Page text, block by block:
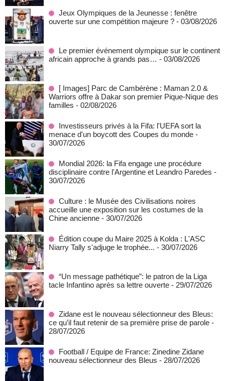
Jeux Olympiques de la Jeunesse : fenêtre
ouverte sur une compétition majeure ? - 03/08/2026
Le premier événement olympique sur le continent
africain approche à grands pas… - 03/08/2026
[ Images] Parc de Cambérène : Maman 2.0 &
Warriors offre à Dakar son premier Pique-Nique des
familles - 02/08/2026
Investisseurs privés à la Fifa: l'UEFA sort la
menace d'un boycott des Coupes du monde -
30/07/2026
Mondial 2026: la Fifa engage une procédure
disciplinaire contre l'Argentine et Leandro Paredes -
30/07/2026
Culture : le Musée des Civilisations noires
accueille une exposition sur les costumes de la
Chine ancienne - 30/07/2026
Édition coupe du Maire 2025 à Kolda : L'ASC
Niarry Tally s'adjuge le trophée... - 30/07/2026
“Un message pathétique”: le patron de la Liga
tacle Infantino après sa lettre ouverte - 29/07/2026
Zidane est le nouveau sélectionneur des Bleus:
ce qu’il faut retenir de sa première prise de parole -
28/07/2026
Football / Equipe de France: Zinedine Zidane
nouveau sélectionneur des Bleus - 28/07/2026